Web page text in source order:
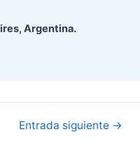
Argentina.
Entrada siguiente →